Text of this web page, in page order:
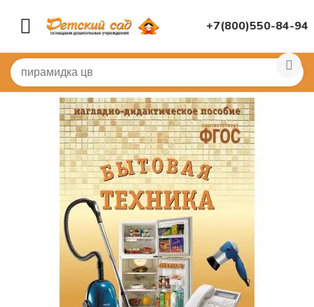
+7(800)550-84-94
Главная / КНИГИ, НАГЛЯДНАЯ ДИДАКТИКА